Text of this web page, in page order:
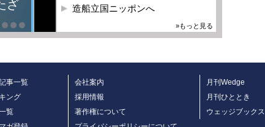
造船立国ニッポンへ
»もっと見る
事一覧
ング
覧
会社案内
採用情報
著作権について
月刊Wedge
月刊ひととき
ウェッジブックス